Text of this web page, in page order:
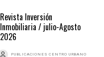
Revista Inversión
Inmobiliaria / julio-Agosto
2026
PUBLICACIONES CENTRO URBANO